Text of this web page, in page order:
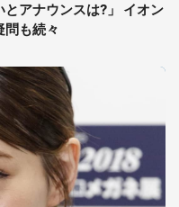
とアナウンスは?」 イオン
問も続々